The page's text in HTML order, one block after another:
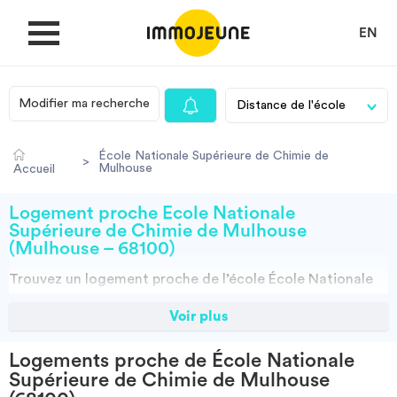
EN
MON COMPTE
DÉPOSER UNE ANNONCE
Je cherche un logement
Villes
Modifier ma recherche
Accueil
>
École Nationale Supérieure de Chimie de
Mulhouse
Logement proche École Nationale
Supérieure de Chimie de Mulhouse
(Mulhouse – 68100)
Trouvez un logement proche de l’école École Nationale
grâce à ImmoJeune.com, le premier site du logement
proches de l’École Nationale Supérieure de Chimie de
Mulhouse : résidences étudiantes, locations par
Voir plus
Logements proche de École Nationale
Supérieure de Chimie de Mulhouse